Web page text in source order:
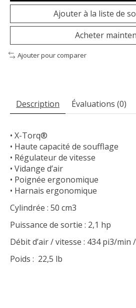
Ajouter à la liste de
Acheter
Ajouter pour comparer
Description Évaluations (0)
• X-Torq®
• Haute capacité de soufflage
• Régulateur de vitesse
• Vidange d’air
• Poignée ergonomique
• Harnais ergonomique
Cylindrée : 50 cm3
Puissance de sortie : 2,1 hp
Débit d’air / vitesse : 434 pi3/min
Poids : 22,5 lb